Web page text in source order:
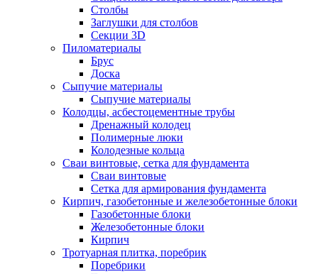
Столбы
Заглушки для столбов
Секции 3D
Пиломатериалы
Брус
Доска
Сыпучие материалы
Сыпучие материалы
Колодцы, асбестоцементные трубы
Дренажный колодец
Полимерные люки
Колодезные кольца
Сваи винтовые, сетка для фундамента
Сваи винтовые
Сетка для армирования фундамента
Кирпич, газобетонные и железобетонные блоки
Газобетонные блоки
Железобетонные блоки
Кирпич
Тротуарная плитка, поребрик
Поребрики